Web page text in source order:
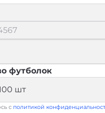
футболок
с политикой